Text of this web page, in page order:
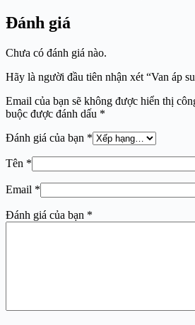
Đánh giá
Chưa có đánh giá nào.
Hãy là người đầu tiên nhận xét “Van áp
Email của bạn sẽ không được hiển thị
buộc được đánh dấu *
Đánh giá của bạn *
Tên *
Email *
Đánh giá của bạn *